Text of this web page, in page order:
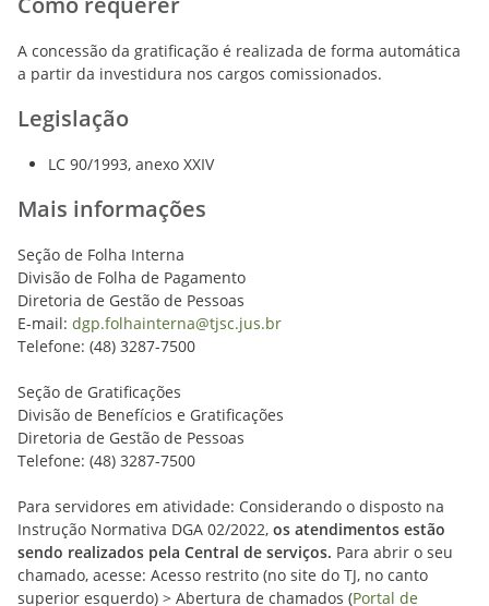
A concessão da gratificação é realizada de forma automática
a partir da investidura nos cargos comissionados.
Legislação
LC 90/1993, anexo XXIV
Mais informações
Seção de Folha Interna
Divisão de Folha de Pagamento
Diretoria de Gestão de Pessoas
E-mail: dgp.folhainterna@tjsc.jus.br
Telefone: (48) 3287-7500
Seção de Gratificações
Divisão de Benefícios e Gratificações
Diretoria de Gestão de Pessoas
Telefone: (48) 3287-7500
Para servidores em atividade: Considerando o disposto na
Instrução Normativa DGA 02/2022, os atendimentos estão
sendo realizados pela Central de serviços. Para abrir o seu
chamado, acesse: Acesso restrito (no site do TJ, no canto
superior esquerdo) > Abertura de chamados (Portal de